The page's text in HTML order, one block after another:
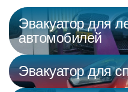
Эвакуатор для
автомобилей
Эвакуатор для